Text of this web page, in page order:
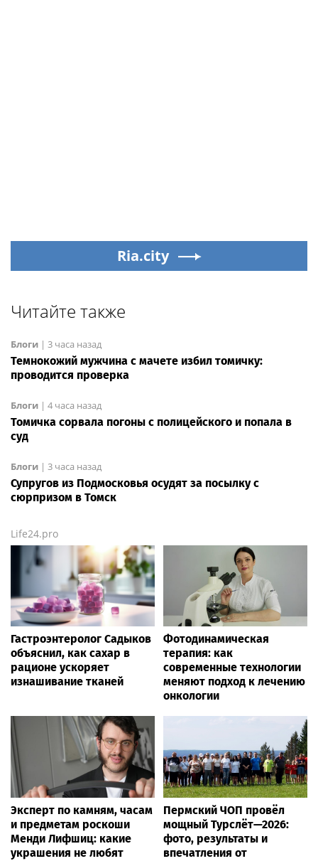
Ria.city
Читайте также
Блоги | 3 часа назад
Темнокожий мужчина с мачете избил томичку:
проводится проверка
Блоги | 4 часа назад
Томичка сорвала погоны с полицейского и попала в
суд
Блоги | 3 часа назад
Супругов из Подмосковья осудят за посылку с
сюрпризом в Томск
Life24.pro
Гастроэнтеролог Садыков
объяснил, как сахар в
рационе ускоряет
изнашивание тканей
Фотодинамическая
терапия: как
современные технологии
меняют подход к лечению
онкологии
Эксперт по камням, часам
и предметам роскоши
Менди Лифшиц: какие
украшения не любят
Пермский ЧОП провёл
мощный Турслёт—2026:
фото, результаты и
впечатления от